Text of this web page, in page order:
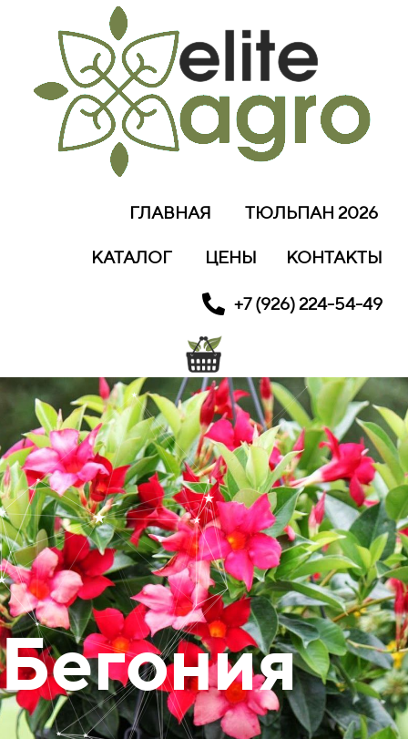
ГЛАВНАЯ ТЮЛЬПАН 2026
КАТАЛОГ ЦЕНЫ КОНТАКТЫ
+7 (926) 224-54-49
Бегония